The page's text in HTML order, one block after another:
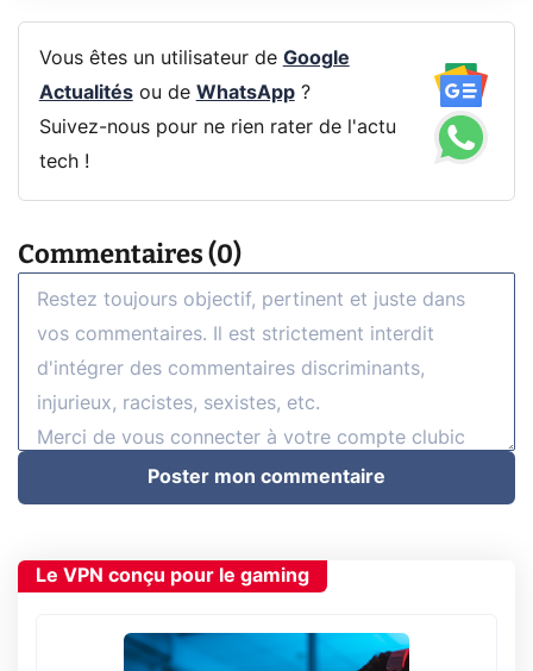
Vous êtes un utilisateur de Google
Actualitésou de WhatsApp?
Suivez-nous pour ne rien rater de l'actu
tech !
Commentaires (0)
Poster mon commentaire
Le VPN conçu pour le gaming